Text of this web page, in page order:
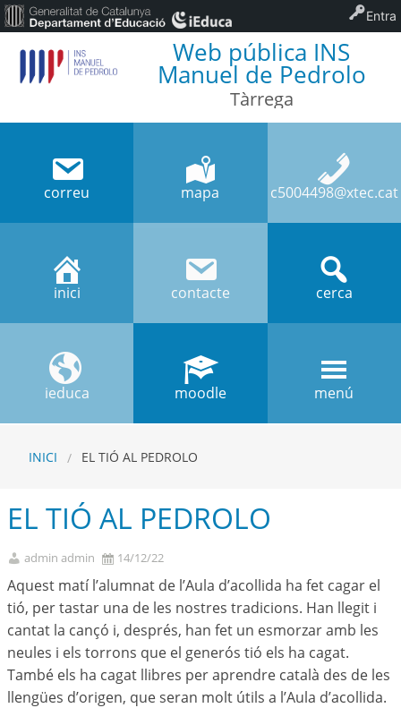
Web pública INS
Manuel de Pedrolo
Tàrrega
correu mapa c5004498@xtec.cat
inici contacte cerca
ieduca moodle menú
INICI EL TIÓ AL PEDROLO
EL TIÓ AL PEDROLO
admin admin 14/12/22
Aquest matí l’alumnat de l’Aula d’acollida ha fet cagar el
tió, per tastar una de les nostres tradicions. Han llegit i
cantat la cançó i, després, han fet un esmorzar amb les
neules i els torrons que el generós tió els ha cagat.
També els ha cagat llibres per aprendre català des de les
llengües d’origen, que seran molt útils a l’Aula d’acollida.
Entra